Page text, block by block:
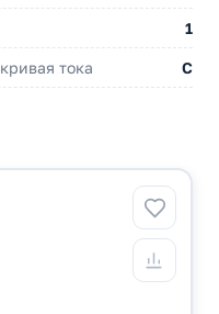
1
тока C